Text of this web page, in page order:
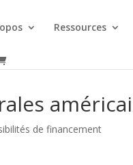
Ressources
de financement